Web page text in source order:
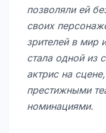
позволяли ей
своих
зрителей в мир
стала одной из
актрис на
престижными
номинациями.